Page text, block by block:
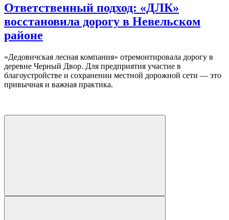
Ответственный подход: «ДЛК»
восстановила дорогу в Невельском
районе
«Дедовичская лесная компания» отремонтировала дорогу в
деревне Черный Двор. Для предприятия участие в
благоустройстве и сохранении местной дорожной сети — это
привычная и важная практика.